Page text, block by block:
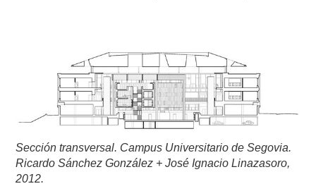
Sección transversal. Campus Universitario de Segovia.
Ricardo Sánchez González + José Ignacio Linazasoro,
2012.